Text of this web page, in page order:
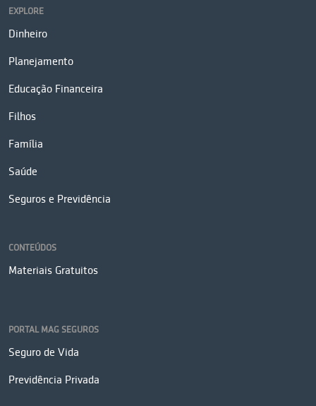
EXPLORE
Dinheiro
Planejamento
Educação Financeira
Filhos
Família
Saúde
Seguros e Previdência
CONTEÚDOS
Materiais Gratuitos
PORTAL MAG SEGUROS
Seguro de Vida
Previdência Privada